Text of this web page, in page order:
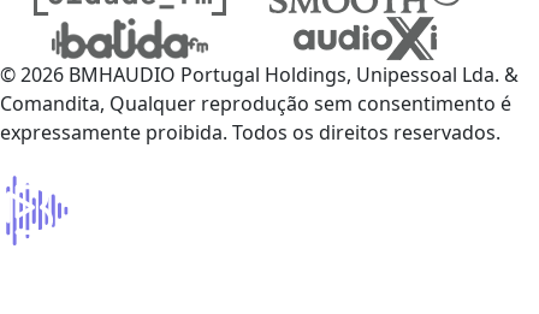
© 2026 BMHAUDIO Portugal Holdings, Unipessoal Lda. &
Comandita, Qualquer reprodução sem consentimento é
expressamente proibida. Todos os direitos reservados.